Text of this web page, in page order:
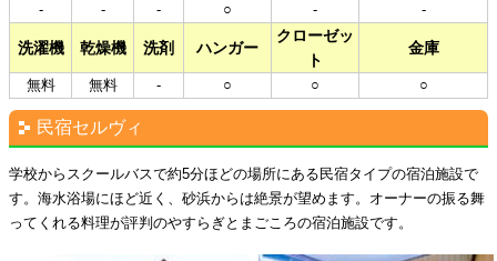
- - - ○ - -
洗濯機 乾燥機 洗剤 ハンガー
クローゼッ
ト
金庫
無料 無料 - ○ ○ ○
民宿セルヴィ
学校からスクールバスで約5分ほどの場所にある民宿タイプの宿泊施設で
す。海水浴場にほど近く、砂浜からは絶景が望めます。オーナーの振る舞
ってくれる料理が評判のやすらぎとまごころの宿泊施設です。